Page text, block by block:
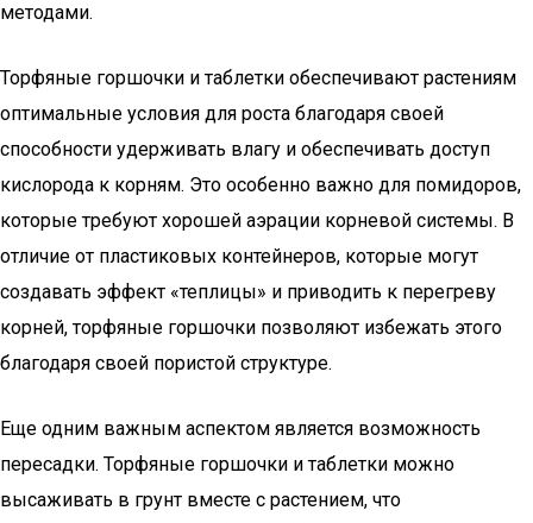
методами.
Торфяные горшочки и таблетки обеспечивают растениям
оптимальные условия для роста благодаря своей
способности удерживать влагу и обеспечивать доступ
кислорода к корням. Это особенно важно для помидоров,
которые требуют хорошей аэрации корневой системы. В
отличие от пластиковых контейнеров, которые могут
создавать эффект «теплицы» и приводить к перегреву
корней, торфяные горшочки позволяют избежать этого
благодаря своей пористой структуре.
Еще одним важным аспектом является возможность
пересадки. Торфяные горшочки и таблетки можно
высаживать в грунт вместе с растением, что